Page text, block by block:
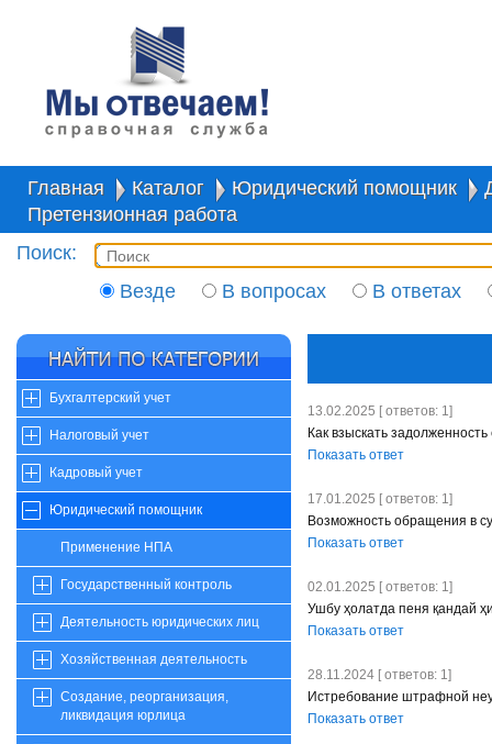
Главная Каталог Юридический помощник
Претензионная работа
Поиск:
Везде
В вопросах В ответах
Бухгалтерский учет
Налоговый учет
Кадровый учет
Юридический помощник
Применение НПА
Государственный контроль
Деятельность юридических лиц
Хозяйственная деятельность
Создание, реорганизация,
ликвидация юрлица
13.02.2025 [ ответов: 1]
Как взыскать
Показать ответ
17.01.2025 [ ответов: 1]
Возможность обращения в
Показать ответ
02.01.2025 [ ответов: 1]
Ушбу ҳолатда пеня қандай
Показать ответ
28.11.2024 [ ответов: 1]
Истребование штрафной
Показать ответ